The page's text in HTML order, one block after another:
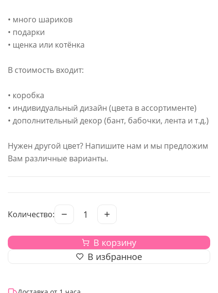
• много шариков
• подарки
• щенка или котёнка
В стоимость входит:
• коробка
• индивидуальный дизайн (цвета в ассортименте)
• дополнительный декор (бант, бабочки, лента и т.д.)
Нужен другой цвет? Напишите нам и мы предложим
Вам различные варианты.
Количество: 1
В корзину
В избранное